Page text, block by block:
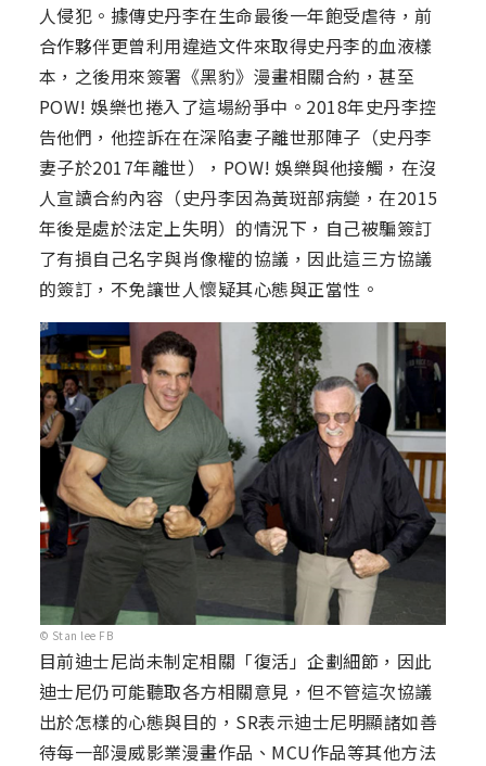
人侵犯。據傳史丹李在生命最後一年飽受虐待，前
合作夥伴更曾利用違造文件來取得史丹李的血液樣
本，之後用來簽署《黑豹》漫畫相關合約，甚至
POW! 娛樂也捲入了這場紛爭中。2018年史丹李控
告他們，他控訴在在深陷妻子離世那陣子（史丹李
妻子於2017年離世），POW! 娛樂與他接觸，在沒
人宣讀合約內容（史丹李因為黃斑部病變，在2015
年後是處於法定上失明）的情況下，自己被騙簽訂
了有損自己名字與肖像權的協議，因此這三方協議
的簽訂，不免讓世人懷疑其心態與正當性。
© Stan lee FB
目前迪士尼尚未制定相關「復活」企劃細節，因此
迪士尼仍可能聽取各方相關意見，但不管這次協議
出於怎樣的心態與目的，SR表示迪士尼明顯諸如善
待每一部漫威影業漫畫作品、MCU作品等其他方法